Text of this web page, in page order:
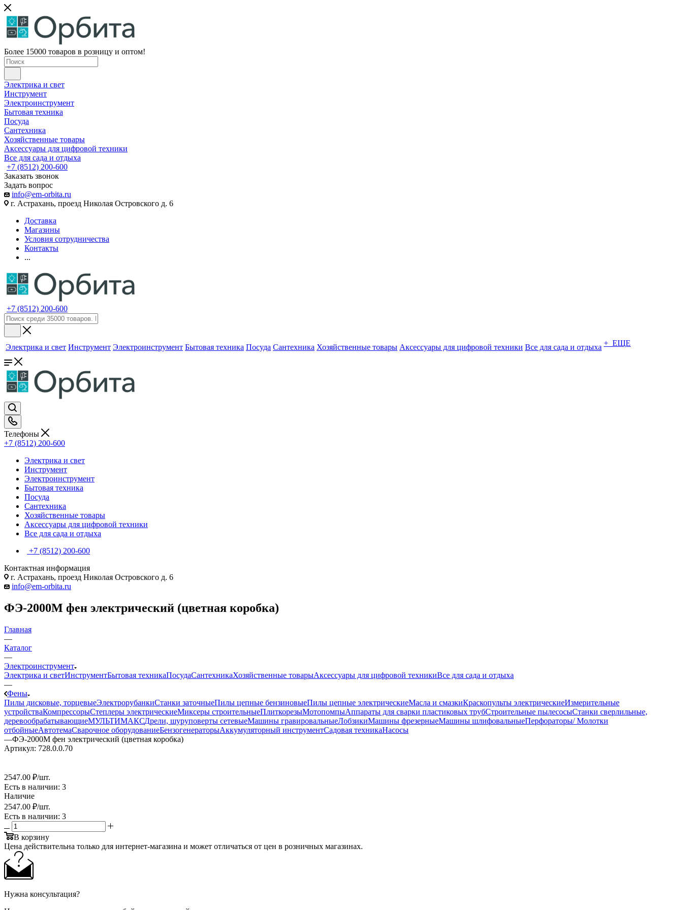
Более 15000 товаров в розницу и оптом!
Электрика и свет
Инструмент
Электроинструмент
Бытовая техника
Посуда
Сантехника
Хозяйственные товары
Аксессуары для цифровой техники
Все для сада и отдыха
+7 (8512) 200-600
Заказать звонок
Задать вопрос
info@em-orbita.ru
г. Астрахань, проезд Николая Островского д. 6
Доставка
Магазины
Условия сотрудничества
Контакты
...
+7 (8512) 200-600
Электрика и свет Инструмент Электроинструмент Бытовая техника Посуда Сантехника Хозяйственные товары Аксессуары для цифровой техники Все для сада и отдыха + ЕЩЕ
Телефоны
+7 (8512) 200-600
Электрика и свет
Инструмент
Электроинструмент
Бытовая техника
Посуда
Сантехника
Хозяйственные товары
Аксессуары для цифровой техники
Все для сада и отдыха
+7 (8512) 200-600
Контактная информация
г. Астрахань, проезд Николая Островского д. 6
info@em-orbita.ru
ФЭ-2000М фен электрический (цветная коробка)
Главная
—
Каталог
—
Электроинструмент
Электрика и светИнструментБытовая техникаПосудаСантехникаХозяйственные товарыАксессуары для цифровой техникиВсе для сада и отдыха
—
Фены
Пилы дисковые, торцевыеЭлектрорубанкиСтанки заточныеПилы цепные бензиновыеПилы цепные электрическиеМасла и смазкиКраскопульты электрическиеИзмерительные
устройстваКомпрессорыСтеплеры электрическиеМиксеры строительныеПлиткорезыМотопомпыАппараты для сварки пластиковых трубСтроительные пылесосыСтанки сверлильные,
деревообрабатывающиеМУЛЬТИМАКСДрели, шуруповерты сетевыеМашины гравировальныеЛобзикиМашины фрезерныеМашины шлифовальныеПерфораторы/ Молотки
отбойныеАвтотемаСварочное оборудованиеБензогенераторыАккумуляторный инструментСадовая техникаНасосы
—ФЭ-2000М фен электрический (цветная коробка)
Артикул: 728.0.0.70
2547.00 ₽/шт.
Есть в наличии: 3
Наличие
2547.00 ₽/шт.
Есть в наличии: 3
В корзину
Цена действительна только для интернет-магазина и может отличаться от цен в розничных магазинах.
Нужна консультация?